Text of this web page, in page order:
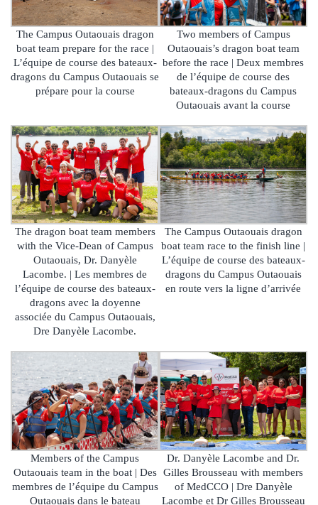
The Campus Outaouais dragon
boat team prepare for the race |
L’équipe de course des bateaux-
dragons du Campus Outaouais se
prépare pour la course
Two members of Campus
Outaouais’s dragon boat team
before the race | Deux membres
de l’équipe de course des
bateaux-dragons du Campus
Outaouais avant la course
The dragon boat team members
with the Vice-Dean of Campus
Outaouais, Dr. Danyèle
Lacombe. | Les membres de
l’équipe de course des bateaux-
dragons avec la doyenne
associée du Campus Outaouais,
Dre Danyèle Lacombe.
The Campus Outaouais dragon
boat team race to the finish line |
L’équipe de course des bateaux-
dragons du Campus Outaouais
en route vers la ligne d’arrivée
Members of the Campus
Outaouais team in the boat | Des
membres de l’équipe du Campus
Outaouais dans le bateau
Dr. Danyèle Lacombe and Dr.
Gilles Brousseau with members
of MedCCO | Dre Danyèle
Lacombe et Dr Gilles Brousseau